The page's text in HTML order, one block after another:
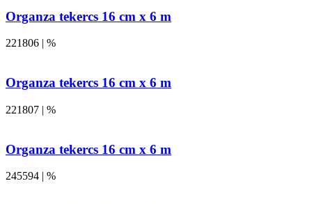
Organza tekercs 16 cm x 6 m
221806 | %
Organza tekercs 16 cm x 6 m
221807 | %
Organza tekercs 16 cm x 6 m
245594 | %